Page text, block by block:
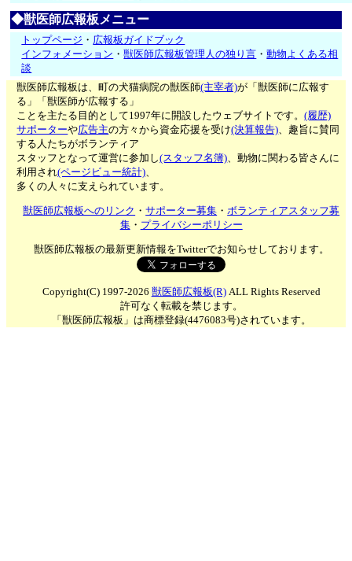
◆獣医師広報板メニュー
トップページ ・ 広報板ガイドブック
インフォメーション ・獣医師広報板管理人の独り言 ・動物よくある相
談
獣医師広報板は、町の犬猫病院の獣医師(主宰者)が「獣医師に広報す
る」「獣医師が広報する」
ことを主たる目的として1997年に開設したウェブサイトです。(履歴)
サポーターや広告主の方々から資金応援を受け(決算報告)、趣旨に賛同
する人たちがボランティア
スタッフとなって運営に参加し(スタッフ名簿)、動物に関わる皆さんに
利用され(ページビュー統計)、
多くの人々に支えられています。
獣医師広報板へのリンク ・サポーター募集 ・ボランティアスタッフ募
集・ プライバシーポリシー
獣医師広報板の最新更新情報をTwitterでお知らせしております。
Copyright(C) 1997-2026 獣医師広報板(R)ALL Rights Reserved
許可なく転載を禁じます。
「獣医師広報板」は商標登録(4476083号)されています。